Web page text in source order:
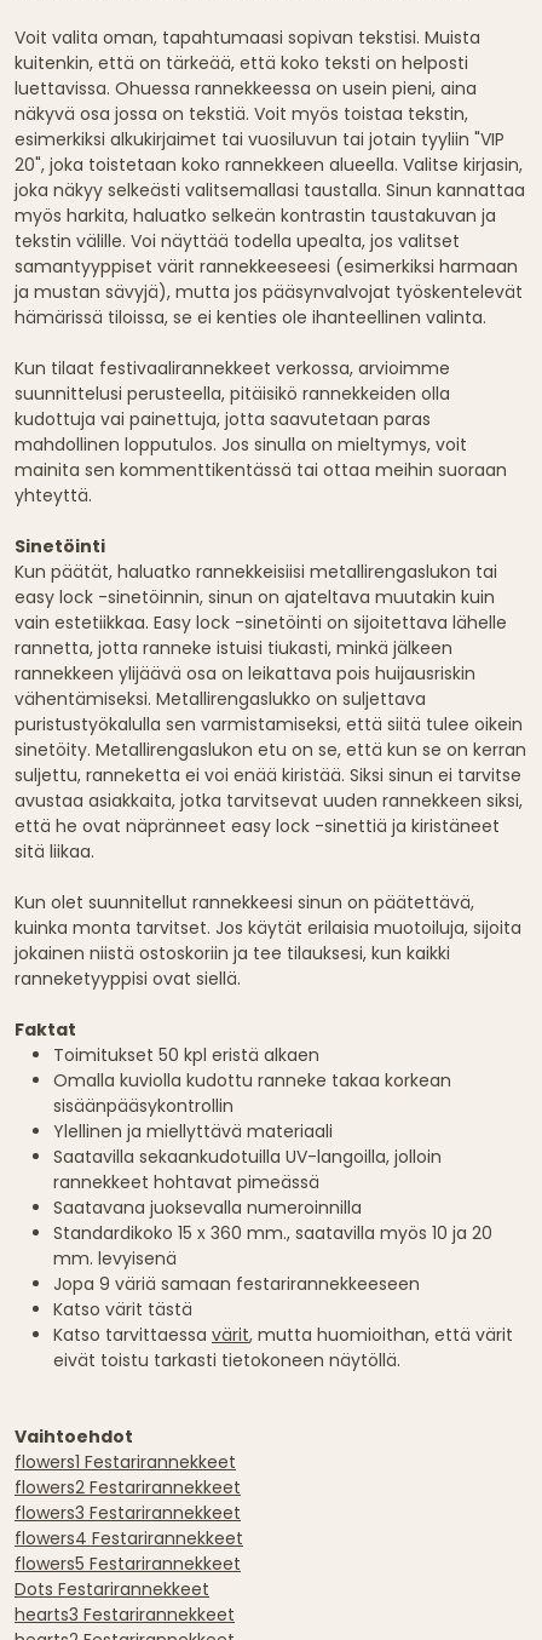
Voit valita oman, tapahtumaasi sopivan tekstisi. Muista
kuitenkin, että on tärkeää, että koko teksti on helposti
luettavissa. Ohuessa rannekkeessa on usein pieni, aina
näkyvä osa jossa on tekstiä. Voit myös toistaa tekstin,
esimerkiksi alkukirjaimet tai vuosiluvun tai jotain tyyliin "VIP
20", joka toistetaan koko rannekkeen alueella. Valitse kirjasin,
joka näkyy selkeästi valitsemallasi taustalla. Sinun kannattaa
myös harkita, haluatko selkeän kontrastin taustakuvan ja
tekstin välille. Voi näyttää todella upealta, jos valitset
samantyyppiset värit rannekkeeseesi (esimerkiksi harmaan
ja mustan sävyjä), mutta jos pääsynvalvojat työskentelevät
hämärissä tiloissa, se ei kenties ole ihanteellinen valinta.
Kun tilaat festivaalirannekkeet verkossa, arvioimme
suunnittelusi perusteella, pitäisikö rannekkeiden olla
kudottuja vai painettuja, jotta saavutetaan paras
mahdollinen lopputulos. Jos sinulla on mieltymys, voit
mainita sen kommenttikentässä tai ottaa meihin suoraan
yhteyttä.
Sinetöinti
Kun päätät, haluatko rannekkeisiisi metallirengaslukon tai
easy lock -sinetöinnin, sinun on ajateltava muutakin kuin
vain estetiikkaa. Easy lock -sinetöinti on sijoitettava lähelle
rannetta, jotta ranneke istuisi tiukasti, minkä jälkeen
rannekkeen ylijäävä osa on leikattava pois huijausriskin
vähentämiseksi. Metallirengaslukko on suljettava
puristustyökalulla sen varmistamiseksi, että siitä tulee oikein
sinetöity. Metallirengaslukon etu on se, että kun se on kerran
suljettu, ranneketta ei voi enää kiristää. Siksi sinun ei tarvitse
avustaa asiakkaita, jotka tarvitsevat uuden rannekkeen siksi,
että he ovat näpränneet easy lock -sinettiä ja kiristäneet
sitä liikaa.
Kun olet suunnitellut rannekkeesi sinun on päätettävä,
kuinka monta tarvitset. Jos käytät erilaisia muotoiluja, sijoita
jokainen niistä ostoskoriin ja tee tilauksesi, kun kaikki
ranneketyyppisi ovat siellä.
Faktat
Toimitukset 50 kpl eristä alkaen
Omalla kuviolla kudottu ranneke takaa korkean
sisäänpääsykontrollin
Ylellinen ja miellyttävä materiaali
Saatavilla sekaankudotuilla UV-langoilla, jolloin
rannekkeet hohtavat pimeässä
Saatavana juoksevalla numeroinnilla
Standardikoko 15 x 360 mm., saatavilla myös 10 ja 20
mm. levyisenä
Jopa 9 väriä samaan festarirannekkeeseen
Katso värit tästä
Katso tarvittaessa värit, mutta huomioithan, että värit
eivät toistu tarkasti tietokoneen näytöllä.
Vaihtoehdot
flowers1 Festarirannekkeet
flowers2 Festarirannekkeet
flowers3 Festarirannekkeet
flowers4 Festarirannekkeet
flowers5 Festarirannekkeet
Dots Festarirannekkeet
hearts3 Festarirannekkeet